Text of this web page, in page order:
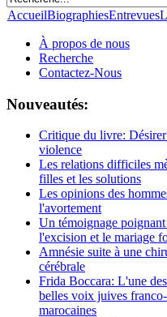
AccueilBiographiesEntrevues
À propos de nous
Recherche
Contactez-Nous
Nouveautés:
Critique du livre:
violence
Les relations difficiles
filles et les solutions
Les opinions des
l'avortement
Un témoignage
l'excision et le mariage
Amnésie suite à une
cérébrale
Frida Boccara: L'une
belles voix juives franco-
marocaines